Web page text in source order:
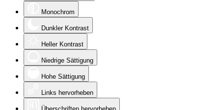
Monochrom
Dunkler Kontrast
Heller Kontrast
Niedrige Sättigung
Hohe Sättigung
Links hervorheben